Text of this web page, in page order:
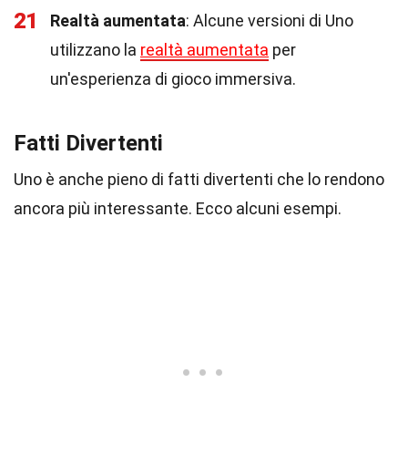
21 Realtà aumentata: Alcune versioni di Uno
utilizzano la realtà aumentata per
un'esperienza di gioco immersiva.
Fatti Divertenti
Uno è anche pieno di fatti divertenti che lo rendono
ancora più interessante. Ecco alcuni esempi.